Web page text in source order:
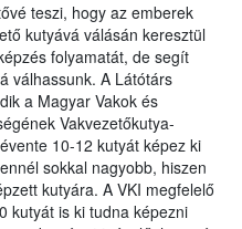
teszi, hogy az emberek
kutyává válásán keresztül
folyamatát, de segít
válhassunk. A Látótárs
a Magyar Vakok és
Vakvezetőkutya-
10-12 kutyát képez ki
sokkal nagyobb, hiszen
kutyára. A VKI megfelelő
kutyát is ki tudna képezni